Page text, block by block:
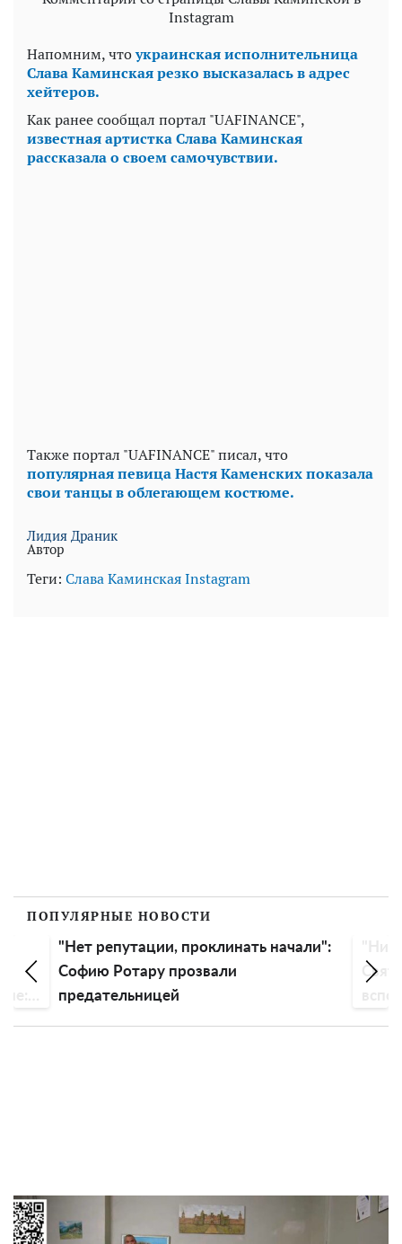
Instagram
Напомним, чтоукраинская исполнительница
Слава Каминская резко высказалась в адрес
хейтеров.
Как ранее сообщал портал "UAFINANCE",
известная артистка Слава Каминская
рассказала о своем самочувствии.
Также портал "UAFINANCE" писал, что
популярная певица Настя Каменских показала
свои танцы в облегающем костюме.
Лидия Драник
Автор
Теги: Слава КаминскаяInstagram
ПОПУЛЯРНЫЕ НОВОСТИ
"Нет репутации, проклинать начали":
Софию Ротару прозвали
предательницей